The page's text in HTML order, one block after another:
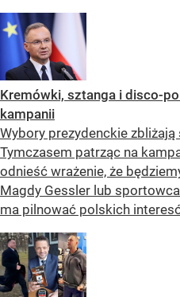
Kremówki, sztanga i disco-
kampanii
Wybory prezydenckie
Tymczasem patrząc na
odnieść wrażenie, że
Magdy Gessler lub
ma pilnować polskich